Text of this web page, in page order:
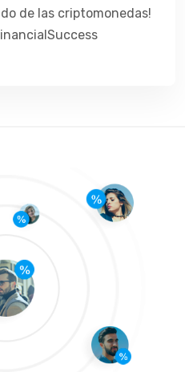
de las criptomonedas!